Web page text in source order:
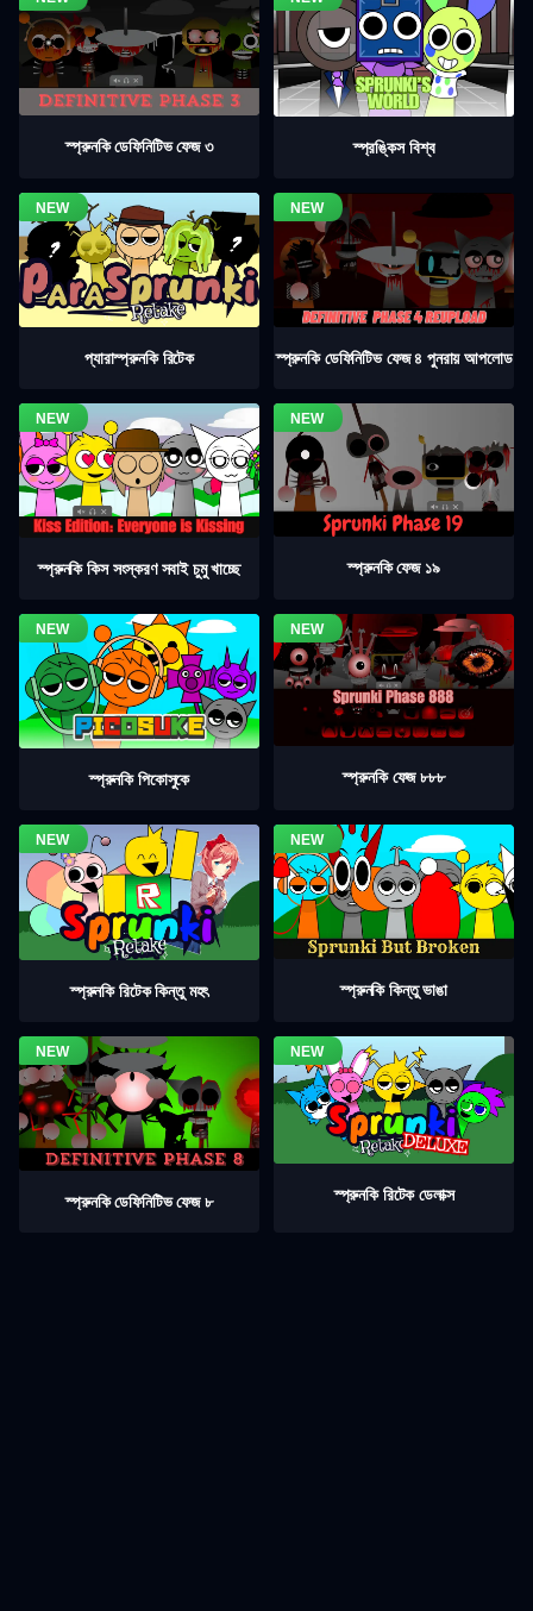
স্প্রুনকি ডেফিনিটিভ ফেজ ৩ স্প্রঙ্কিস বিশ্ব
প্যারাস্প্রুনকি রিটেক স্প্রুনকি ডেফিনিটিভ ফেজ ৪ পুনরায় আপলোড
স্প্রুনকি কিস সংস্করণ সবাই চুমু খাচ্ছে স্প্রুনকি ফেজ ১৯
স্প্রুনকি পিকোসুকে স্প্রুনকি ফেজ ৮৮৮
স্প্রুনকি রিটেক কিন্তু মহৎ স্প্রুনকি কিন্তু ভাঙা
স্প্রুনকি ডেফিনিটিভ ফেজ ৮ স্প্রুনকি রিটেক ডেলাক্স